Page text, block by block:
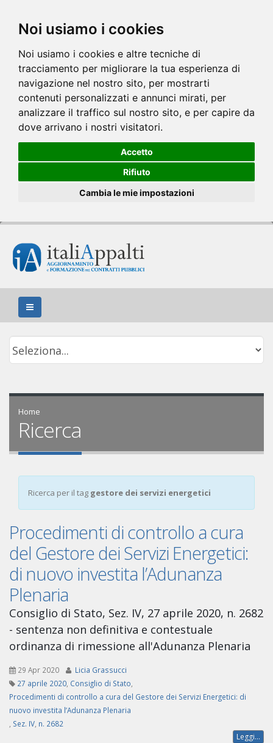
Noi usiamo i cookies
Noi usiamo i cookies e altre tecniche di
tracciamento per migliorare la tua esperienza di
navigazione nel nostro sito, per mostrarti
contenuti personalizzati e annunci mirati, per
analizzare il traffico sul nostro sito, e per capire da
dove arrivano i nostri visitatori.
Accetto
Rifiuto
Cambia le mie impostazioni
Home
Ricerca
Ricerca per il tag gestore dei servizi energetici
Procedimenti di controllo a cura
del Gestore dei Servizi Energetici:
di nuovo investita l’Adunanza
Plenaria
Consiglio di Stato, Sez. IV, 27 aprile 2020, n. 2682
- sentenza non definitiva e contestuale
ordinanza di rimessione all'Adunanza Plenaria
29 Apr 2020
Licia Grassucci
27 aprile 2020 Consiglio di Stato
Procedimenti di controllo a cura del Gestore dei Servizi Energetici: di
nuovo investita l’Adunanza Plenaria
Sez. IV n. 2682
Leggi...